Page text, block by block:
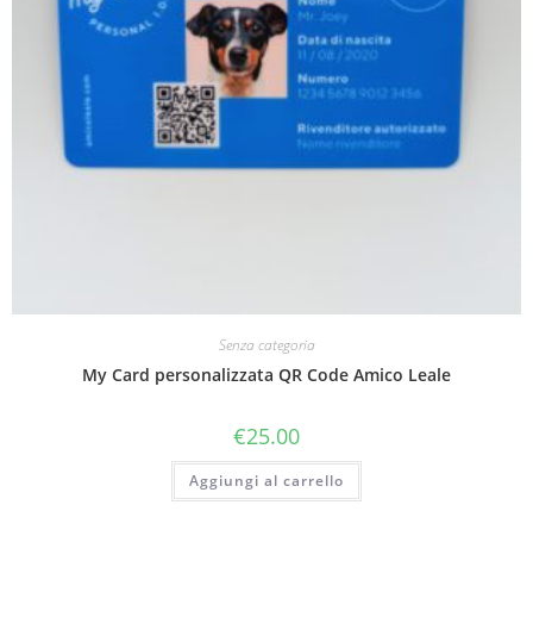
Senza categoria
My Card personalizzata QR Code Amico Leale
€25.00
Aggiungi al carrello